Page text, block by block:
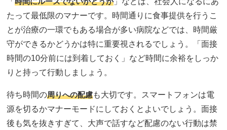
たって最低限のマナーです。時間通りに食事提供を行うこ
とが治療の一環でもある場合が多い病院などでは、時間厳
守ができるかどうかは特に重要視されるでしょう。「面接
時間の10分前には到着しておく」など時間に余裕をしっか
りと持って行動しましょう。
待ち時間の周りへの配慮も大切です。スマートフォンは電
源を切るかマナーモードにしておくとよいでしょう。面接
後も気を抜きすぎて、大声で話すなど配慮のない行動は禁